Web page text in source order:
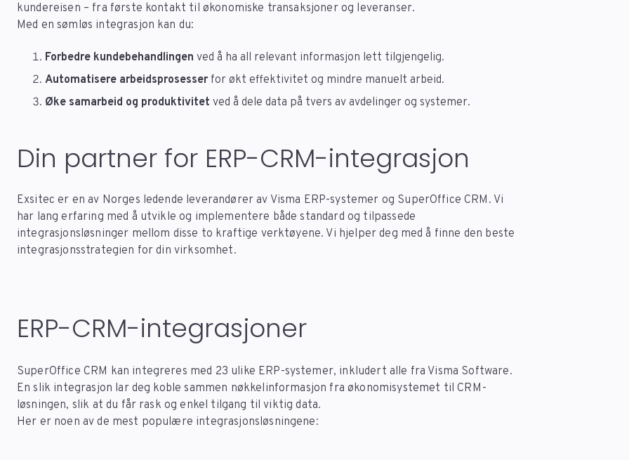
kundereisen – fra første kontakt til økonomiske transaksjoner og leveranser.
Med en sømløs integrasjon kan du:
Forbedre kundebehandlingen ved å ha all relevant informasjon lett tilgjengelig.
Automatisere arbeidsprosesser for økt effektivitet og mindre manuelt arbeid.
Øke samarbeid og produktivitet ved å dele data på tvers av avdelinger og systemer.
Din partner for ERP-CRM-integrasjon
Exsitec er en av Norges ledende leverandører av Visma ERP-systemer og SuperOffice CRM. Vi
har lang erfaring med å utvikle og implementere både standard og tilpassede
integrasjonsløsninger mellom disse to kraftige verktøyene. Vi hjelper deg med å finne den beste
integrasjonsstrategien for din virksomhet.
ERP-CRM-integrasjoner
SuperOffice CRM kan integreres med 23 ulike ERP-systemer, inkludert alle fra Visma Software.
En slik integrasjon lar deg koble sammen nøkkelinformasjon fra økonomisystemet til CRM-
løsningen, slik at du får rask og enkel tilgang til viktig data.
Her er noen av de mest populære integrasjonsløsningene: